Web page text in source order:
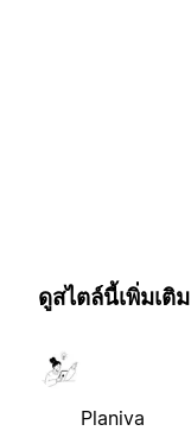
ดูสไตล์นี้เพิ่มเติม
Planiva